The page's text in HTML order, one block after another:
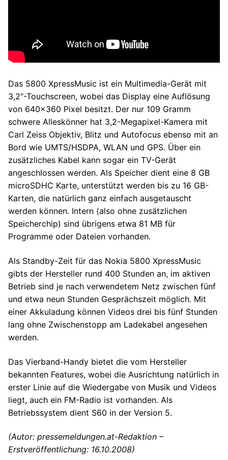
Das 5800 XpressMusic ist ein Multimedia-Gerät mit
3,2″-Touchscreen, wobei das Display eine Auflösung
von 640×360 Pixel besitzt. Der nur 109 Gramm
schwere Alleskönner hat 3,2-Megapixel-Kamera mit
Carl Zeiss Objektiv, Blitz und Autofocus ebenso mit an
Bord wie UMTS/HSDPA, WLAN und GPS. Über ein
zusätzliches Kabel kann sogar ein TV-Gerät
angeschlossen werden. Als Speicher dient eine 8 GB
microSDHC Karte, unterstützt werden bis zu 16 GB-
Karten, die natürlich ganz einfach ausgetauscht
werden können. Intern (also ohne zusätzlichen
Speicherchip) sind übrigens etwa 81 MB für
Programme oder Dateien vorhanden.
Als Standby-Zeit für das Nokia 5800 XpressMusic
gibts der Hersteller rund 400 Stunden an, im aktiven
Betrieb sind je nach verwendetem Netz zwischen fünf
und etwa neun Stunden Gesprächszeit möglich. Mit
einer Akkuladung können Videos drei bis fünf Stunden
lang ohne Zwischenstopp am Ladekabel angesehen
werden.
Das Vierband-Handy bietet die vom Hersteller
bekannten Features, wobei die Ausrichtung natürlich in
erster Linie auf die Wiedergabe von Musik und Videos
liegt, auch ein FM-Radio ist vorhanden. Als
Betriebssystem dient S60 in der Version 5.
(Autor: pressemeldungen.at-Redaktion –
Erstveröffentlichung: 16.10.2008)